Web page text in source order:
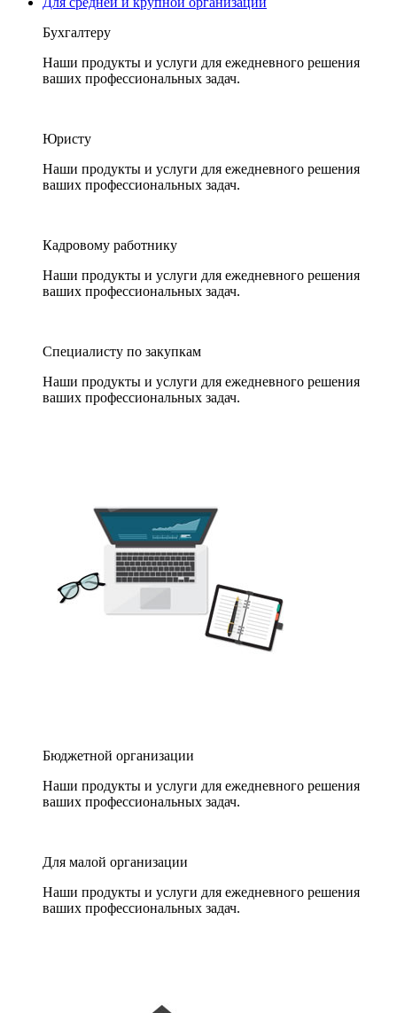
Бухгалтеру
Наши продукты и услуги для ежедневного решения
ваших профессиональных задач.
Юристу
Наши продукты и услуги для ежедневного решения
ваших профессиональных задач.
Кадровому работнику
Наши продукты и услуги для ежедневного решения
ваших профессиональных задач.
Специалисту по закупкам
Наши продукты и услуги для ежедневного решения
ваших профессиональных задач.
Бюджетной организации
Наши продукты и услуги для ежедневного решения
ваших профессиональных задач.
Для малой организации
Наши продукты и услуги для ежедневного решения
ваших профессиональных задач.